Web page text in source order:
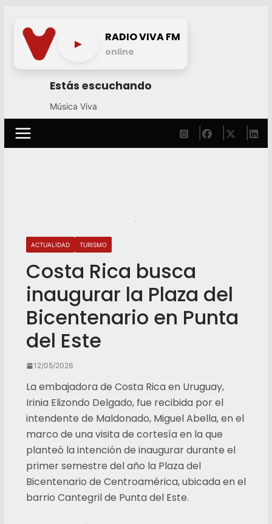
content
► RADIO VIVA FM
online
Estás escuchando
Música Viva
ACTUALIDAD TURISMO
Costa Rica busca
inaugurar la Plaza del
Bicentenario en Punta
del Este
12/05/2026
La embajadora de Costa Rica en Uruguay,
Irinia Elizondo Delgado, fue recibida por el
intendente de Maldonado, Miguel Abella, en el
marco de una visita de cortesía en la que
planteó la intención de inaugurar durante el
primer semestre del año la Plaza del
Bicentenario de Centroamérica, ubicada en el
barrio Cantegril de Punta del Este.